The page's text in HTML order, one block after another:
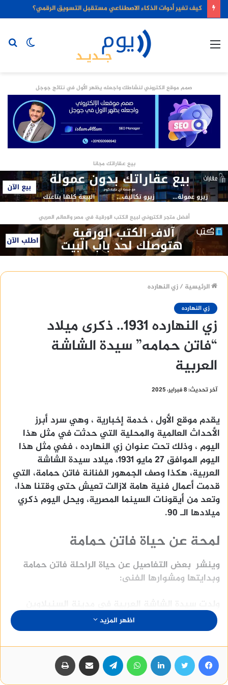
كيف تغير أدوات الذكاء الاصطناعي مستقبل التسويق الرقمي؟
الوضع
صمم موقع الكتروني لنشاطك واجعله يظهر الأول في نتائج جوجل
بيع عقاراتك مجانا
أفضل متجر الكتروني لبيع الكتب الورقية في مصر والعالم العربي
الرئيسية /زي النهارده
زي النهارده
زي النهارده 1931.. ذكرى ميلاد
“فاتن حمامه” سيدة الشاشة
العربية
آخر تحديث: 8 فبراير، 2025
يقدم موقع الأول ، خدمة إخبارية ، وهي سرد أبرز
الأحداث العالمية والمحلية التي حدثت في مثل هذا
اليوم ، وذلك تحت عنوان زي النهارده ، ففي مثل هذا
اليوم الموافق 27 مايو 1931، ميلاد سيدة الشاشة
العربية، هكذا وصف الجمهور الفنانة فاتن حمامة، التي
قدمت أعمال فنية هامة لازالت تعيش حتى وقتنا هذا،
وتعد من أيقونات السينما المصرية، ويحل اليوم ذكري
ميلادها الـ 90.
لمحة عن حياة فاتن حمامة
وينشر بعض التفاصيل عن حياة الراحلة فاتن حمامة
وبدايتها ومشوارها الفنى:
محافظة الدقهلية، وكان والدها موظفًا في وزارة
التعليم، وبدأت ولعها بعالم السينما في سن مبكرة
عندما كانت في السادسة من عمره.
فازت سيدة الشاشة العربية فاتن حمامة بمسابقة أجمل
اظهر المزيد